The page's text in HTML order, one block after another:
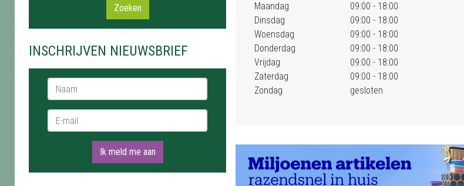
Zoeken
INSCHRIJVEN NIEUWSBRIEF
Naam *
E-mail *
Ik meld me aan
Maandag
09:00 - 18:00
Dinsdag
09:00 - 18:00
Woensdag
09:00 - 18:00
Donderdag
09:00 - 18:00
Vrijdag
09:00 - 18:00
Zaterdag
09:00 - 18:00
Zondag
gesloten